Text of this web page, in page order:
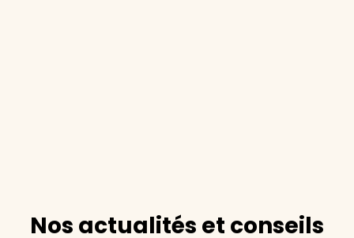
Nos actualités et conseils